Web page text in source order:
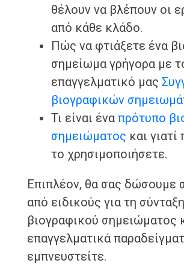
θέλουν να βλέπουν οι
από κάθε κλάδο.
Πώς να φτιάξετε ένα
σημείωμα γρήγορα με
επαγγελματικό μας
βιογραφικών
Τι είναι ένα πρότυπο
σημειώματος και
το χρησιμοποιήσετε.
Επιπλέον, θα σας δώσουμε
από ειδικούς για τη σύνταξη
βιογραφικού σημειώματος
επαγγελματικά
εμπνευστείτε.